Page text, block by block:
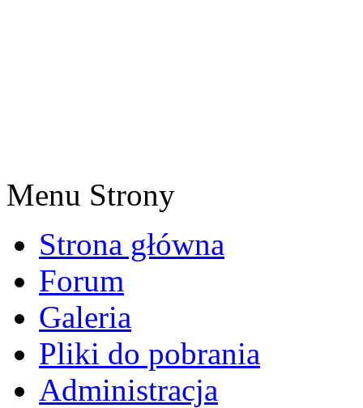
Menu Strony
Strona główna
Forum
Galeria
Pliki do pobrania
Administracja